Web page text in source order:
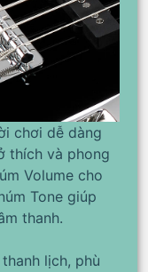
chơi dễ dàng
thích và phong
Volume cho
Tone giúp
thanh.
lịch, phù